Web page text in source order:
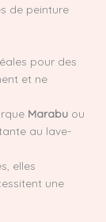
de peinture
pour des
et ne
Marabu ou
au lave-
elles
une